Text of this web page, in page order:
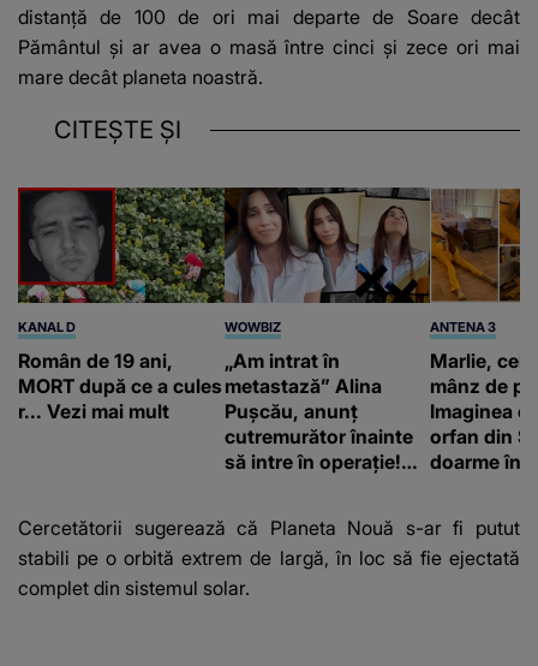
distanță de 100 de ori mai departe de Soare decât
Pământul și ar avea o masă între cinci și zece ori mai
mare decât planeta noastră.
CITEȘTE ȘI
KANAL D
Român de 19 ani,
MORT după ce a cules
r... Vezi mai mult
WOWBIZ
„Am intrat în
metastază” Alina
Pușcău, anunț
cutremurător înainte
să intre în operație!
fanilor
ANTENA 3
Marlie, cel
mânz de
Imaginea
orfan din
doarme în
Cercetătorii sugerează că Planeta Nouă s-ar fi putut
stabili pe o orbită extrem de largă, în loc să fie ejectată
complet din sistemul solar.